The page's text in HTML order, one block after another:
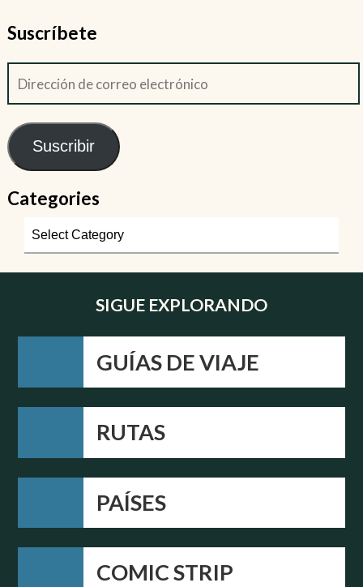
Suscríbete
Suscribir
Categories
SIGUE EXPLORANDO
GUÍAS DE VIAJE
RUTAS
PAÍSES
COMIC STRIP